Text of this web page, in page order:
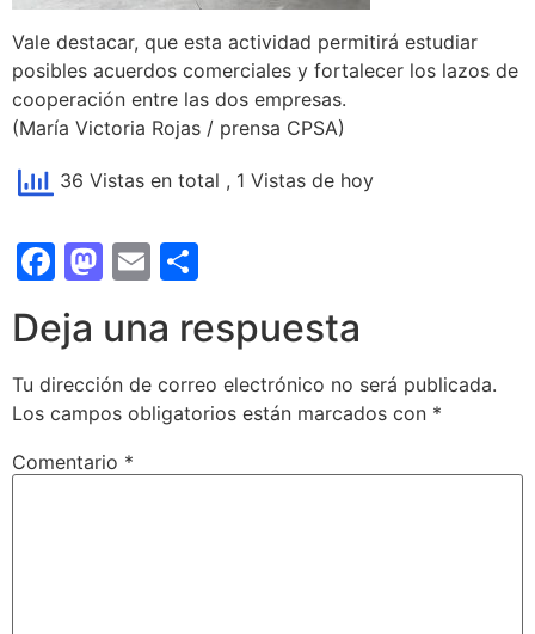
Vale destacar, que esta actividad permitirá estudiar
posibles acuerdos comerciales y fortalecer los lazos de
cooperación entre las dos empresas.
(María Victoria Rojas / prensa CPSA)
36 Vistas en total , 1 Vistas de hoy
Facebook
Mastodon
Email
Deja una respuesta
Tu dirección de correo electrónico no será publicada.
Los campos obligatorios están marcados con *
Comentario *